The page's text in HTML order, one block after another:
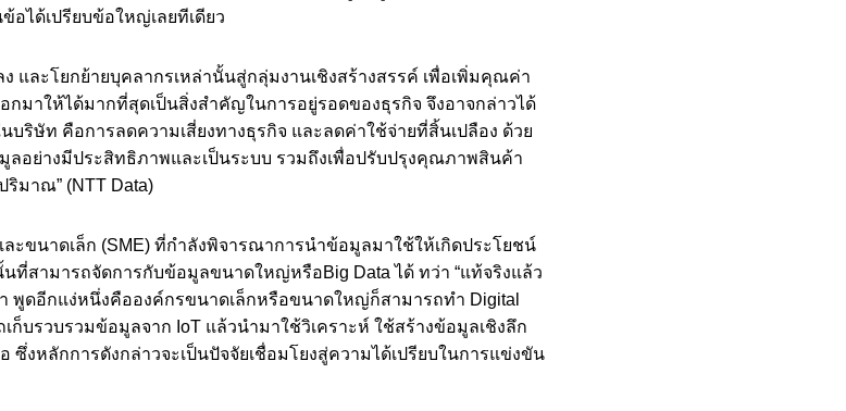
ได้เปรียบข้อใหญ่เลยทีเดียว
และโยกย้ายบุคลากรเหล่านั้นสู่กลุ่มงานเชิงสร้างสรรค์ เพื่อเพิ่มคุณค่า
มาให้ได้มากที่สุดเป็นสิ่งสำคัญในการอยู่รอดของธุรกิจ จึงอาจกล่าวได้
นบริษัท คือการลดความเสี่ยงทางธุรกิจ และลดค่าใช้จ่ายที่สิ้นเปลือง ด้วย
ลอย่างมีประสิทธิภาพและเป็นระบบ รวมถึงเพื่อปรับปรุงคุณภาพสินค้า
มาณ” (NTT Data)
ะขนาดเล็ก (SME) ที่กำลังพิจารณาการนำข้อมูลมาใช้ให้เกิดประโยชน์
ที่สามารถจัดการกับข้อมูลขนาดใหญ่หรือBig Data ได้ ทว่า “แท้จริงแล้ว
ดอีกแง่หนึ่งคือองค์กรขนาดเล็กหรือขนาดใหญ่ก็สามารถทำ Digital
ก็บรวบรวมข้อมูลจาก IoT แล้วนำมาใช้วิเคราะห์ ใช้สร้างข้อมูลเชิงลึก
ซึ่งหลักการดังกล่าวจะเป็นปัจจัยเชื่อมโยงสู่ความได้เปรียบในการแข่งขัน